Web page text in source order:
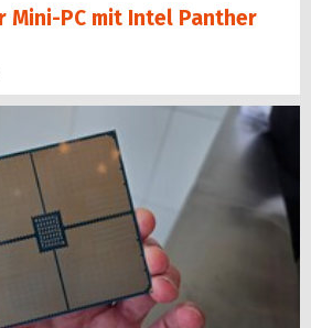
Mini-PC mit Intel Panther